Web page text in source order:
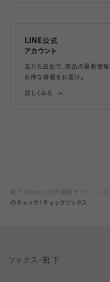
LINE公式
アカウント
友だち追加で、 商品の最新情報
お得な情報をお届け。
詳しくみる
靴下のTabio公式通販サイト
のチェック！チェックソックス
ソックス・靴下